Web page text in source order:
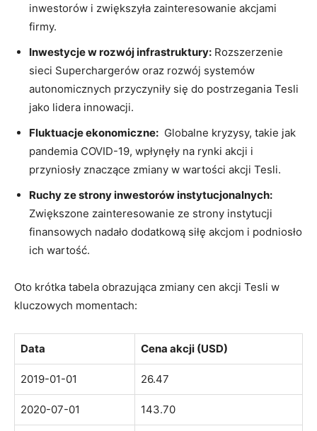
inwestorów i‍ zwiększyła⁤ zainteresowanie akcjami
firmy.
Inwestycje ⁣w rozwój infrastruktury: Rozszerzenie
sieci Superchargerów ​oraz rozwój ‌systemów
autonomicznych przyczyniły się do ⁢postrzegania Tesli
jako lidera innowacji.
Fluktuacje ekonomiczne: ​ Globalne kryzysy, takie jak
pandemia​ COVID-19, wpłynęły na rynki akcji i
przyniosły⁤ znaczące zmiany w wartości ​akcji Tesli.
Ruchy ze strony ⁣inwestorów instytucjonalnych:
‍Zwiększone ⁣zainteresowanie⁤ ze strony instytucji
finansowych nadało ⁢dodatkową siłę akcjom i podniosło
ich wartość.
Oto krótka tabela obrazująca zmiany cen akcji Tesli​ w
kluczowych momentach:
Data Cena akcji (USD)
2019-01-01 26.47
2020-07-01 143.70